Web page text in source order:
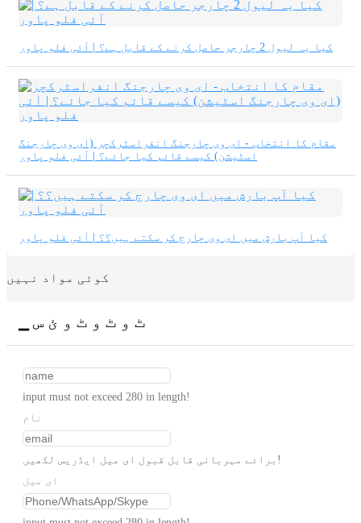
کیا یہ لیول 2 چارجر حاصل کرنے کے قابل ہے؟ | آئی فلو پاور
مقام کا انتخاب - ای وی چارجنگ انفراسٹرکچر (ای وی چارجنگ
اسٹیشن) کیسے قائم کیا جائے؟ | آئی فلو پاور
کیا آپ بارش میں ای وی چارج کر سکتے ہیں؟؟ | آئی فلو پاور
کوئی مواد نہیں
▁ ٹ و ٹ و ٹ و ئ س
input must not exceed 280 in length!
نام
برائے مہربانی قابل قبول ای میل ایڈریس لکھیں!
ای میل